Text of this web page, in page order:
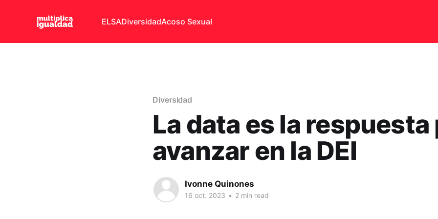
ELSADiversidadAcoso Sexual
Diversidad
La data es la respuesta
avanzar en la DEI
Ivonne Quinones
16 oct. 2023 • 2 min read